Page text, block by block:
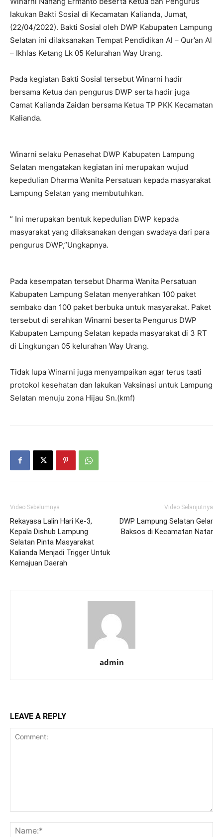
lakukan Bakti Sosial di Kecamatan Kalianda, Jumat,
(22/04/2022). Bakti Sosial oleh DWP Kabupaten Lampung
Selatan ini dilaksanakan Tempat Pendidikan Al – Qur’an Al
– Ikhlas Ketang Lk 05 Kelurahan Way Urang.
Pada kegiatan Bakti Sosial tersebut Winarni hadir
bersama Ketua dan pengurus DWP serta hadir juga
Camat Kalianda Zaidan bersama Ketua TP PKK Kecamatan
Kalianda.
Winarni selaku Penasehat DWP Kabupaten Lampung
Selatan mengatakan kegiatan ini merupakan wujud
kepedulian Dharma Wanita Persatuan kepada masyarakat
Lampung Selatan yang membutuhkan.
” Ini merupakan bentuk kepedulian DWP kepada
masyarakat yang dilaksanakan dengan swadaya dari para
pengurus DWP,”Ungkapnya.
Pada kesempatan tersebut Dharma Wanita Persatuan
Kabupaten Lampung Selatan menyerahkan 100 paket
sembako dan 100 paket berbuka untuk masyarakat. Paket
tersebut di serahkan Winarni beserta Pengurus DWP
Kabupaten Lampung Selatan kepada masyarakat di 3 RT
di Lingkungan 05 kelurahan Way Urang.
Tidak lupa Winarni juga menyampaikan agar terus taati
protokol kesehatan dan lakukan Vaksinasi untuk Lampung
Selatan menuju zona Hijau Sn.(kmf)
Video Sebelumnya
Rekayasa Lalin Hari Ke-3,
Kepala Dishub Lampung
Selatan Pinta Masyarakat
Kalianda Menjadi Trigger Untuk
Kemajuan Daerah
Video Selanjutnya
DWP Lampung Selatan Gelar
Baksos di Kecamatan Natar
admin
LEAVE A REPLY